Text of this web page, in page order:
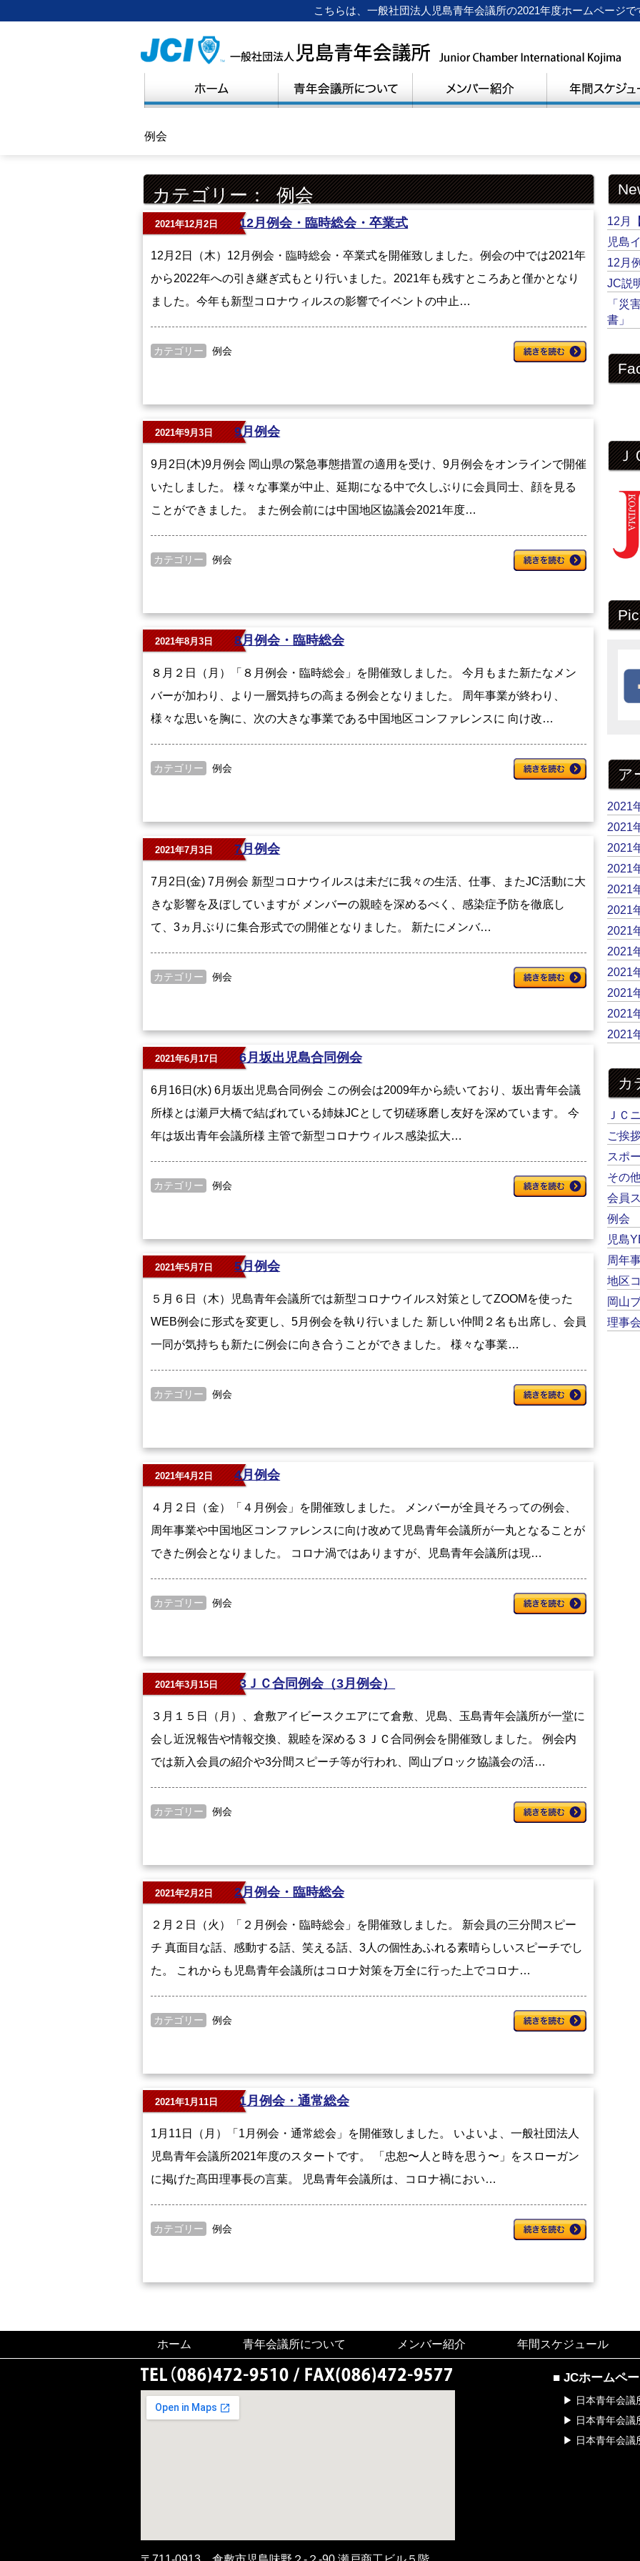
こちらは、一般社団法人児島青年会議所の2021年度ホームページで
例会
カテゴリー： 例会
2021年12月2日 12月例会・臨時総会・卒業式
12月2日（木）12月例会・臨時総会・卒業式を開催致しました。例会の中では2021年
から2022年への引き継ぎ式もとり行いました。2021年も残すところあと僅かとなり
ました。今年も新型コロナウィルスの影響でイベントの中止…
カテゴリー 例会
2021年9月3日 9月例会
9月2日(木)9月例会 岡山県の緊急事態措置の適用を受け、9月例会をオンラインで開催
いたしました。 様々な事業が中止、延期になる中で久しぶりに会員同士、顔を見る
ことができました。 また例会前には中国地区協議会2021年度…
カテゴリー 例会
2021年8月3日 8月例会・臨時総会
８月２日（月）「８月例会・臨時総会」を開催致しました。 今月もまた新たなメン
バーが加わり、より一層気持ちの高まる例会となりました。 周年事業が終わり、
様々な思いを胸に、次の大きな事業である中国地区コンファレンスに 向け改…
カテゴリー 例会
2021年7月3日 7月例会
7月2日(金) 7月例会 新型コロナウイルスは未だに我々の生活、仕事、またJC活動に大
きな影響を及ぼしていますが メンバーの親睦を深めるべく、感染症予防を徹底し
て、3ヵ月ぶりに集合形式での開催となりました。 新たにメンバ…
カテゴリー 例会
2021年6月17日 6月坂出児島合同例会
6月16日(水) 6月坂出児島合同例会 この例会は2009年から続いており、坂出青年会議
所様とは瀬戸大橋で結ばれている姉妹JCとして切磋琢磨し友好を深めています。 今
年は坂出青年会議所様 主管で新型コロナウィルス感染拡大…
カテゴリー 例会
2021年5月7日 5月例会
５月６日（木）児島青年会議所では新型コロナウイルス対策としてZOOMを使った
WEB例会に形式を変更し、5月例会を執り行いました 新しい仲間２名も出席し、会員
一同が気持ちも新たに例会に向き合うことができました。 様々な事業…
カテゴリー 例会
2021年4月2日 4月例会
４月２日（金）「４月例会」を開催致しました。 メンバーが全員そろっての例会、
周年事業や中国地区コンファレンスに向け改めて児島青年会議所が一丸となることが
できた例会となりました。 コロナ渦ではありますが、児島青年会議所は現…
カテゴリー 例会
2021年3月15日 3ＪＣ合同例会（3月例会）
３月１５日（月）、倉敷アイビースクエアにて倉敷、児島、玉島青年会議所が一堂に
会し近況報告や情報交換、親睦を深める３ＪＣ合同例会を開催致しました。 例会内
では新入会員の紹介や3分間スピーチ等が行われ、岡山ブロック協議会の活…
カテゴリー 例会
2021年2月2日 2月例会・臨時総会
２月２日（火）「２月例会・臨時総会」を開催致しました。 新会員の三分間スピー
チ 真面目な話、感動する話、笑える話、3人の個性あふれる素晴らしいスピーチでし
た。 これからも児島青年会議所はコロナ対策を万全に行った上でコロナ…
カテゴリー 例会
2021年1月11日 1月例会・通常総会
1月11日（月）「1月例会・通常総会」を開催致しました。 いよいよ、一般社団法人
児島青年会議所2021年度のスタートです。 「忠恕〜人と時を思う〜」をスローガン
に掲げた髙田理事長の言葉。 児島青年会議所は、コロナ禍におい…
カテゴリー 例会
12月
児島
12月
JC説
「災
書」
Ｊ
ア
2021
2021
2021
2021
2021
2021
2021
2021
2021
2021
2021
2021
カ
ＪＣ
ご挨
スポ
その
会員
例会
児島
周年
地区
岡山
理事会
ホーム 青年会議所について メンバー紹介 年間スケジュール
■ JCホームペ
▶ 日本青年会議
▶ 日本青年会議
▶ 日本青年会議